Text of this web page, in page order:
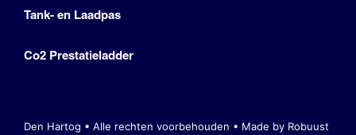
Tank- en Laadpas
Co2 Prestatieladder
Den Hartog • Alle rechten voorbehouden • Made by Robuust